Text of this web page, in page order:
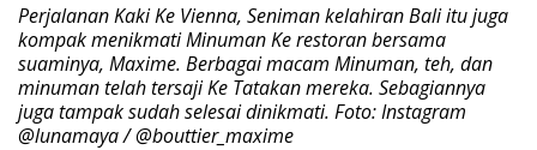
Perjalanan Kaki Ke Vienna, Seniman kelahiran Bali itu juga
kompak menikmati Minuman Ke restoran bersama
suaminya, Maxime. Berbagai macam Minuman, teh, dan
minuman telah tersaji Ke Tatakan mereka. Sebagiannya
juga tampak sudah selesai dinikmati. Foto: Instagram
@lunamaya / @bouttier_maxime